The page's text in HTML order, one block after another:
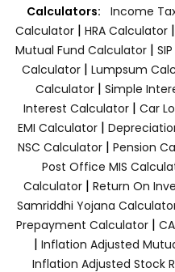
Calculators: Income
Calculator | HRA Calculator |
Mutual Fund Calculator |
Calculator | Lumpsum
Calculator| Simple
Interest Calculator| Car
EMI Calculator|
NSC Calculator| Pension
Post Office MIS
Calculator| Return On
Samriddhi Yojana
Prepayment Calculator |
| Inflation Adjusted
Inflation Adjusted Stock